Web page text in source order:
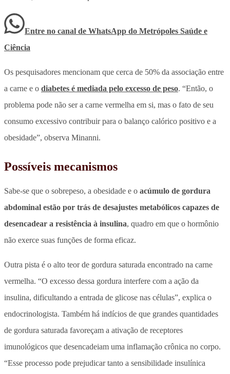
Entre no canal de WhatsApp do Metrópoles Saúde e
Ciência
Os pesquisadores mencionam que cerca de 50% da associação entre
a carne e o diabetes é mediada pelo excesso de peso. “Então, o
problema pode não ser a carne vermelha em si, mas o fato de seu
consumo excessivo contribuir para o balanço calórico positivo e a
obesidade”, observa Minanni.
Possíveis mecanismos
Sabe-se que o sobrepeso, a obesidade e o acúmulo de gordura
abdominal estão por trás de desajustes metabólicos capazes de
desencadear a resistência à insulina, quadro em que o hormônio
não exerce suas funções de forma eficaz.
Outra pista é o alto teor de gordura saturada encontrado na carne
vermelha. “O excesso dessa gordura interfere com a ação da
insulina, dificultando a entrada de glicose nas células”, explica o
endocrinologista. Também há indícios de que grandes quantidades
de gordura saturada favoreçam a ativação de receptores
imunológicos que desencadeiam uma inflamação crônica no corpo.
“Esse processo pode prejudicar tanto a sensibilidade insulínica